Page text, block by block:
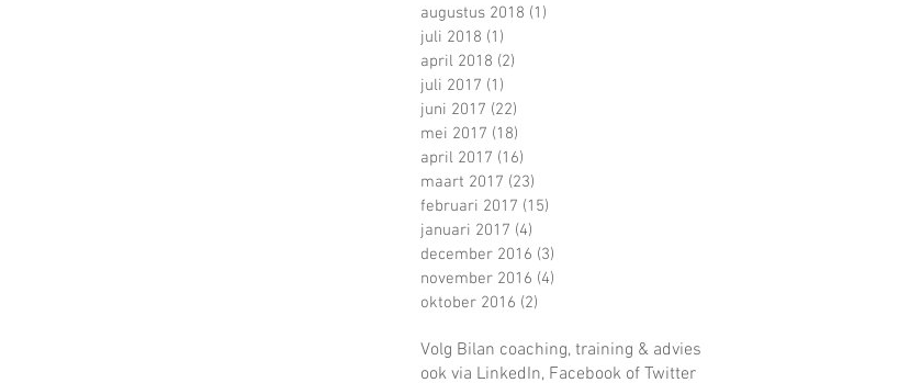
augustus 2018 (1)
juli 2018 (1)
april 2018 (2)
juli 2017 (1)
juni 2017 (22)
mei 2017 (18)
april 2017 (16)
maart 2017 (23)
februari 2017 (15)
januari 2017 (4)
december 2016 (3)
november 2016 (4)
oktober 2016 (2)
Volg Bilan coaching, training & advies
ook via LinkedIn, Facebook of Twitter